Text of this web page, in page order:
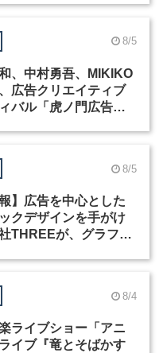
8/5
、中村勇吾、MIKIKO
広告クリエイティブ
バル「虎ノ門広告
8/5
】広告を中心とした
クデザインを手がけ
THREEが、グラフィ
8/4
ライブショー「アニ
イブ『竜とそばかす